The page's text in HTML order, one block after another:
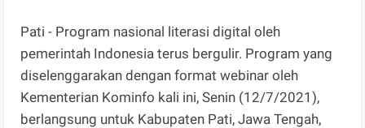
Pati - Program nasional literasi digital oleh
pemerintah Indonesia terus bergulir. Program yang
diselenggarakan dengan format webinar oleh
Kementerian Kominfo kali ini, Senin (12/7/2021),
berlangsung untuk Kabupaten Pati, Jawa Tengah,